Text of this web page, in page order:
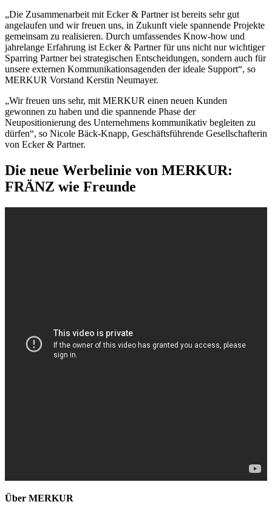
„Die Zusammenarbeit mit Ecker & Partner ist bereits sehr gut
angelaufen und wir freuen uns, in Zukunft viele spannende Projekte
gemeinsam zu realisieren. Durch umfassendes Know-how und
jahrelange Erfahrung ist Ecker & Partner für uns nicht nur wichtiger
Sparring Partner bei strategischen Entscheidungen, sondern auch für
unsere externen Kommunikationsagenden der ideale Support“, so
MERKUR Vorstand Kerstin Neumayer.
„Wir freuen uns sehr, mit MERKUR einen neuen Kunden
gewonnen zu haben und die spannende Phase der
Neupositionierung des Unternehmens kommunikativ begleiten zu
dürfen“, so Nicole Bäck-Knapp, Geschäftsführende Gesellschafterin
von Ecker & Partner.
Die neue Werbelinie von MERKUR:
FRÄNZ wie Freunde
Über MERKUR